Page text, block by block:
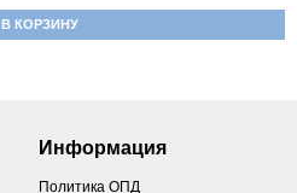
В КОРЗИНУ
Информация
Политика ОПД